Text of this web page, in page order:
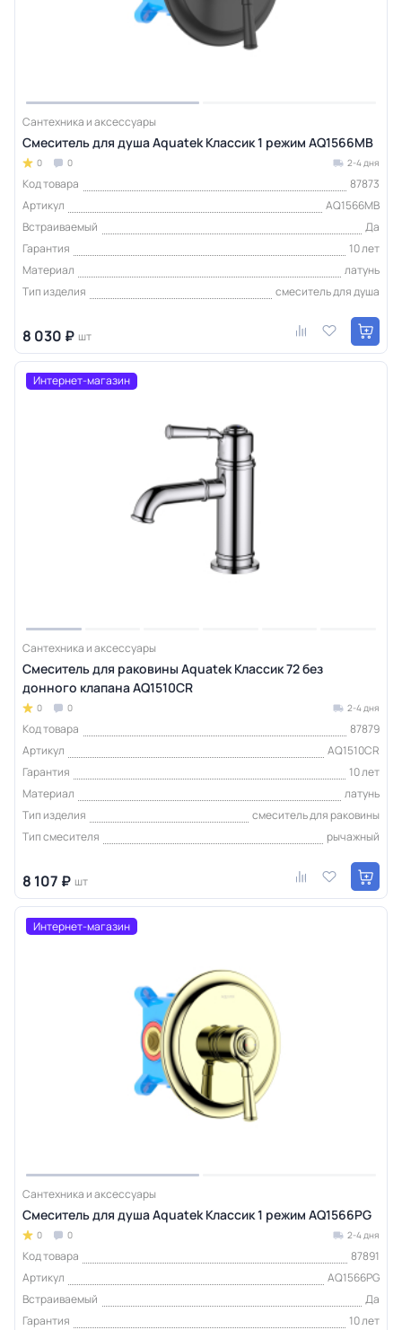
Сантехника и аксессуары
Смеситель для душа Aquatek Классик 1 режим AQ1566MB
0 0 2-4 дня
Код товара
87873
Артикул
AQ1566MB
Встраиваемый
Да
Гарантия
10 лет
Материал
латунь
Тип изделия
смеситель для душа
8 030 ₽ шт
Интернет-магазин
Сантехника и аксессуары
Смеситель для раковины Aquatek Классик 72 без
донного клапана AQ1510CR
0 0 2-4 дня
Код товара
87879
Артикул
AQ1510CR
Гарантия
10 лет
Материал
латунь
Тип изделия
смеситель для раковины
Тип смесителя
рычажный
8 107 ₽ шт
Интернет-магазин
Сантехника и аксессуары
Смеситель для душа Aquatek Классик 1 режим AQ1566PG
0 0 2-4 дня
Код товара
87891
Артикул
AQ1566PG
Встраиваемый
Да
Гарантия
10 лет